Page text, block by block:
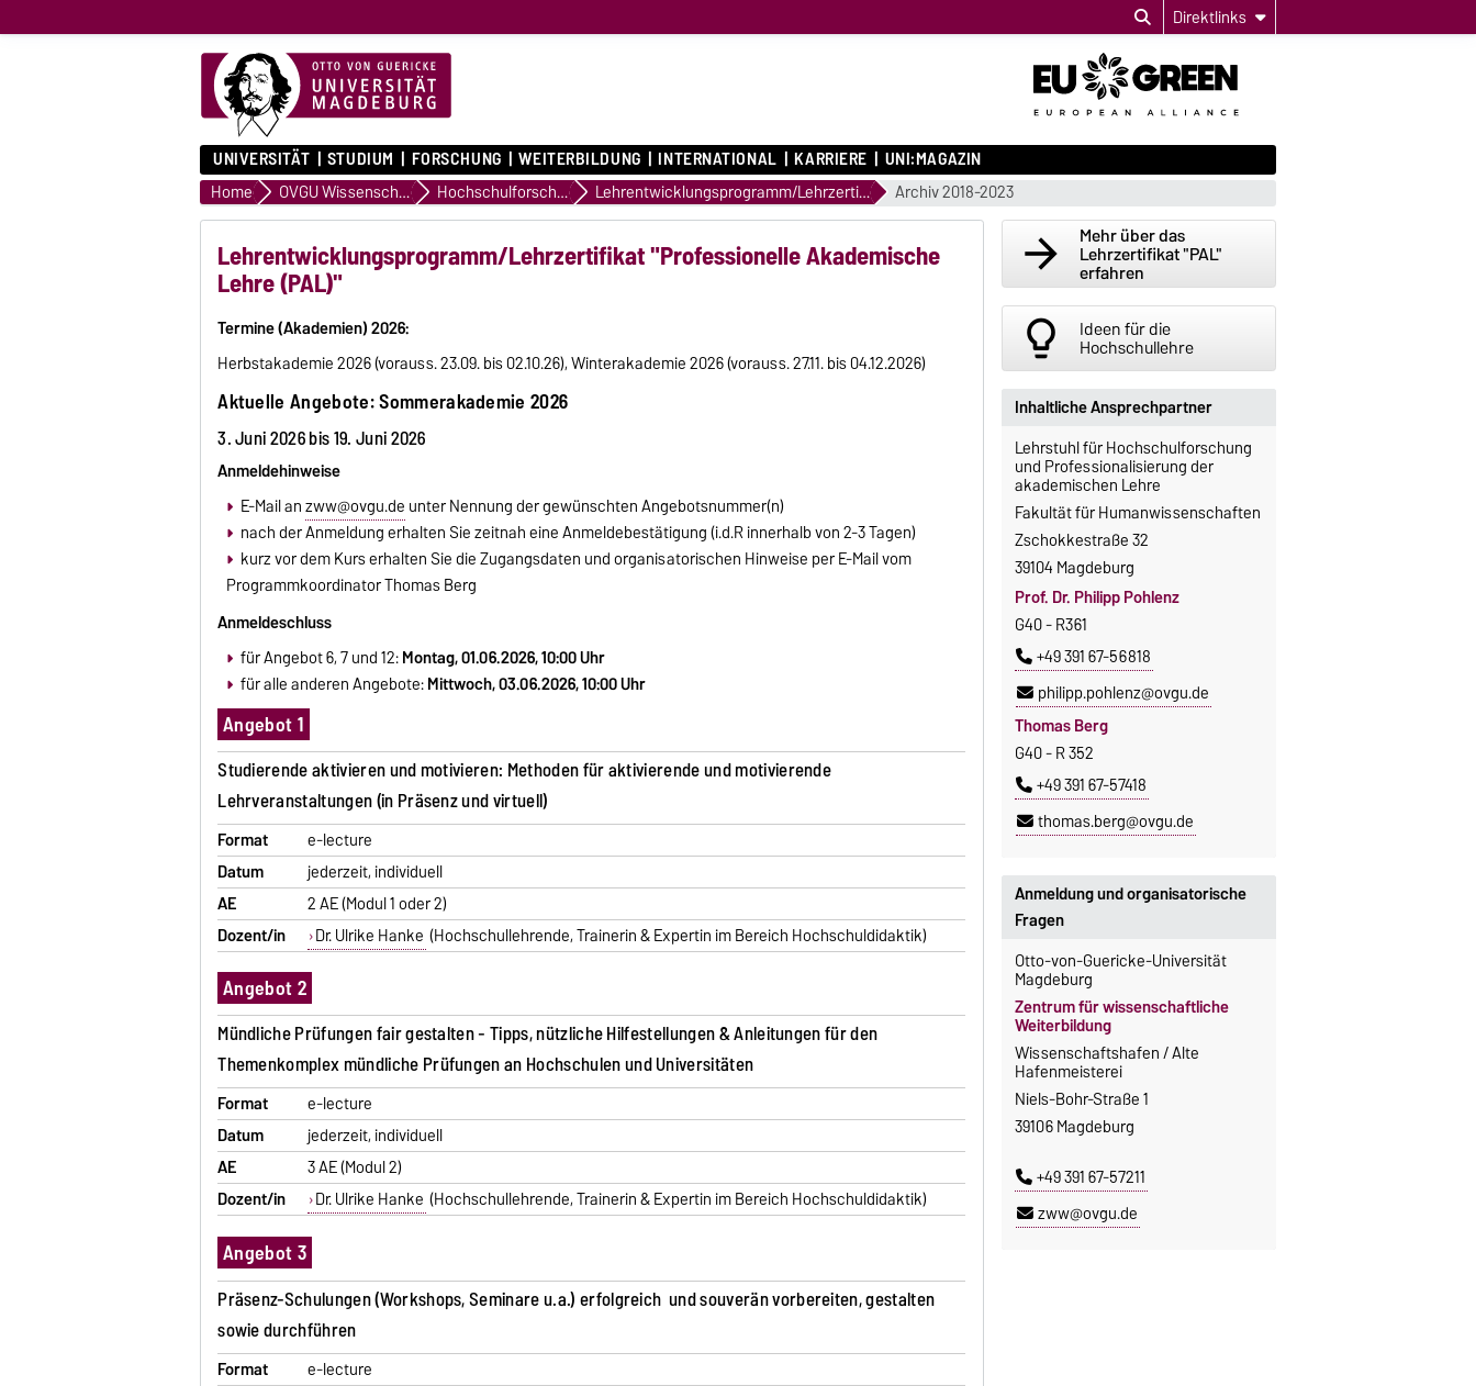
Direktlinks
UNIVERSITÄT STUDIUM FORSCHUNG WEITERBILDUNG INTERNATIONAL KARRIERE UNI:MAGAZIN
Home OVGU Wissenschaftler/innen Hochschulforschung & Professionalisierung der akademischen Lehre Lehrentwicklungsprogramm/Lehrzertifikat "PAL" Archiv 2018-2023
Lehrentwicklungsprogramm/Lehrzertifikat "Professionelle Akademische
Lehre (PAL)"
Termine (Akademien) 2026:
Herbstakademie 2026 (vorauss. 23.09. bis 02.10.26), Winterakademie 2026 (vorauss. 27.11. bis 04.12.2026)
Aktuelle Angebote: Sommerakademie 2026
3. Juni 2026 bis 19. Juni 2026
Anmeldehinweise
E-Mail anzww@ovgu.de unter Nennung der gewünschten Angebotsnummer(n)
nach der Anmeldung erhalten Sie zeitnah eine Anmeldebestätigung (i.d.R innerhalb von 2-3 Tagen)
kurz vor dem Kurs erhalten Sie die Zugangsdaten und organisatorischen Hinweise per E-Mail vom
Programmkoordinator Thomas Berg
Anmeldeschluss
für Angebot 6, 7 und 12:Montag,01.06.2026, 10:00 Uhr
für alle anderen Angebote:Mittwoch, 03.06.2026, 10:00 Uhr
Angebot 1
Studierende aktivieren und motivieren: Methoden für aktivierende und motivierende
Lehrveranstaltungen (in Präsenz und virtuell)
Format
e-lecture
Datum
jederzeit, individuell
AE
2 AE (Modul 1 oder 2)
Dozent/in
Dr. Ulrike Hanke (Hochschullehrende, Trainerin & Expertin im Bereich Hochschuldidaktik)
Angebot 2
Mündliche Prüfungen fair gestalten - Tipps, nützliche Hilfestellungen & Anleitungen für den
Themenkomplex mündliche Prüfungen an Hochschulen und Universitäten
Format
e-lecture
Datum
jederzeit, individuell
AE
3 AE (Modul 2)
Dozent/in
Dr. Ulrike Hanke (Hochschullehrende, Trainerin & Expertin im Bereich Hochschuldidaktik)
Angebot 3
Präsenz-Schulungen (Workshops, Seminare u.a.) erfolgreich und souverän vorbereiten, gestalten
sowie durchführen
Format
e-lecture
Anmeldung und organisatorische
Fragen
Otto-von-Guericke-Universität
Magdeburg
Zentrum für wissenschaftliche
Weiterbildung
Wissenschaftshafen / Alte
Hafenmeisterei
Niels-Bohr-Straße 1
39106 Magdeburg
+49 391 67-57211
zww@ovgu.de
arrow_forward Mehr über das
Lehrzertifikat "PAL"
erfahren
Inhaltliche Ansprechpartner
Lehrstuhl für Hochschulforschung
und Professionalisierung der
akademischen Lehre
Fakultät für Humanwissenschaften
Zschokkestraße 32
39104 Magdeburg
Prof. Dr. Philipp Pohlenz
G40 - R361
+49 391 67-56818
philipp.pohlenz@ovgu.de
Thomas Berg
G40 - R 352
+49 391 67-57418
thomas.berg@ovgu.de
lightbulb_outline Ideen für die
Hochschullehre